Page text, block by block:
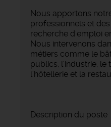
Nous apportons
professionnels et
recherche d'emploi
Nous intervenons
métiers comme le
publics, l'industrie, le
l'hôtellerie et la
Description du poste